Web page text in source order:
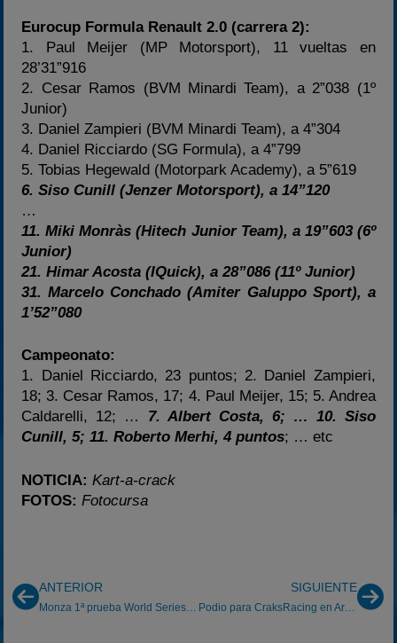
Eurocup Formula Renault 2.0 (carrera 2):
1. Paul Meijer (MP Motorsport), 11 vueltas en
28’31”916
2. Cesar Ramos (BVM Minardi Team), a 2”038 (1º
Junior)
3. Daniel Zampieri (BVM Minardi Team), a 4”304
4. Daniel Ricciardo (SG Formula), a 4”799
5. Tobias Hegewald (Motorpark Academy), a 5”619
6. Siso Cunill (Jenzer Motorsport), a 14”120
…
11. Miki Monràs (Hitech Junior Team), a 19”603 (6º
Junior)
21. Himar Acosta (IQuick), a 28”086 (11º Junior)
31. Marcelo Conchado (Amiter Galuppo Sport), a
1’52”080
Campeonato:
1. Daniel Ricciardo, 23 puntos; 2. Daniel Zampieri,
18; 3. Cesar Ramos, 17; 4. Paul Meijer, 15; 5. Andrea
Caldarelli, 12; … 7. Albert Costa, 6; … 10. Siso
Cunill, 5; 11. Roberto Merhi, 4 puntos; … etc
NOTICIA:Kart-a-crack
FOTOS:Fotocursa
ANTERIOR
Monza 1ª prueba World Series by Renault
SIGUIENTE
Podio para CraksRacing en Aragón